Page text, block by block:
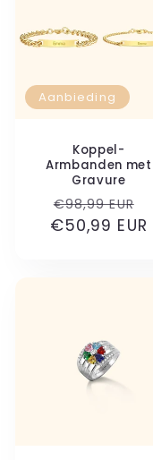
Aanbieding
Koppel-
Armbanden met
Gravure
Normale
prijs
€98,99 EUR
€50,99 EUR